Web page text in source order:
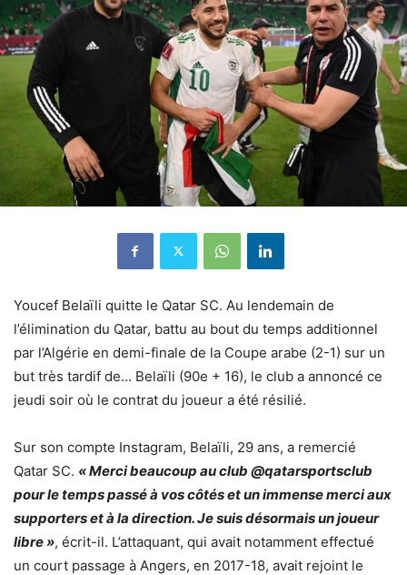
Youcef Belaïli quitte le Qatar SC. Au lendemain de
l’élimination du Qatar, battu au bout du temps additionnel
par l’Algérie en demi-finale de la Coupe arabe (2-1) sur un
but très tardif de… Belaïli (90e + 16), le club a annoncé ce
jeudi soir où le contrat du joueur a été résilié.
Sur son compte Instagram, Belaïli, 29 ans, a remercié
Qatar SC. « Merci beaucoup au club @qatarsportsclub
pour le temps passé à vos côtés et un immense merci aux
supporters et à la direction. Je suis désormais un joueur
libre », écrit-il. L’attaquant, qui avait notamment effectué
un court passage à Angers, en 2017-18, avait rejoint le